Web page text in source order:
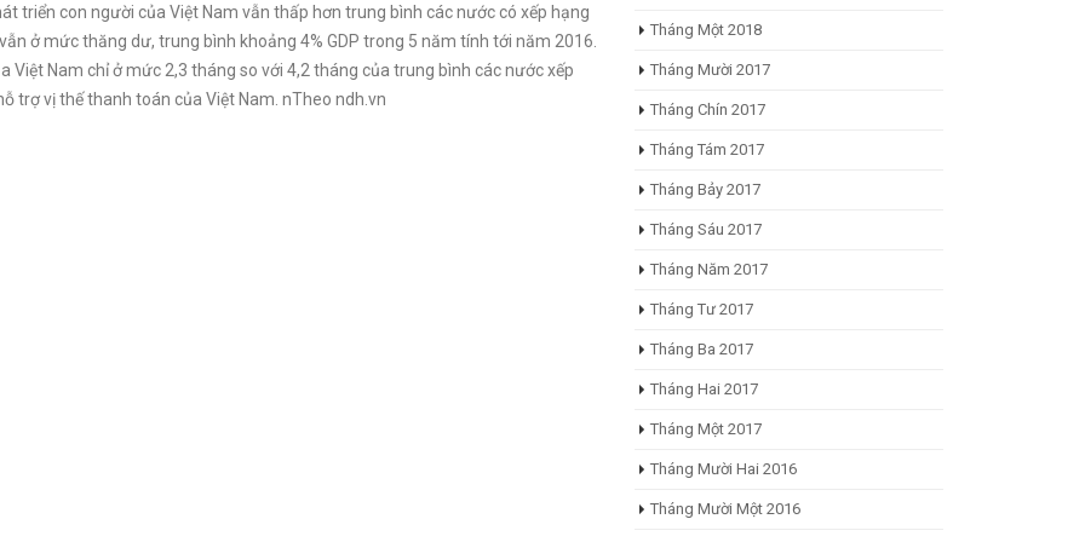
triển con người của Việt Nam vẫn thấp hơn trung bình các nước có xếp hạng
ở mức thăng dư, trung bình khoảng 4% GDP trong 5 năm tính tới năm 2016.
Nam chỉ ở mức 2,3 tháng so với 4,2 tháng của trung bình các nước xếp
trợ vị thế thanh toán của Việt Nam. nTheo ndh.vn
Tháng Một 2018
Tháng Mười 2017
Tháng Chín 2017
Tháng Tám 2017
Tháng Bảy 2017
Tháng Sáu 2017
Tháng Năm 2017
Tháng Tư 2017
Tháng Ba 2017
Tháng Hai 2017
Tháng Một 2017
Tháng Mười Hai 2016
Tháng Mười Một 2016